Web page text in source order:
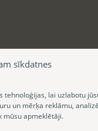
sīkdatnes
tehnoloģijas, lai uzlabotu
un mērķa reklāmu,
mūsu apmeklētāji.